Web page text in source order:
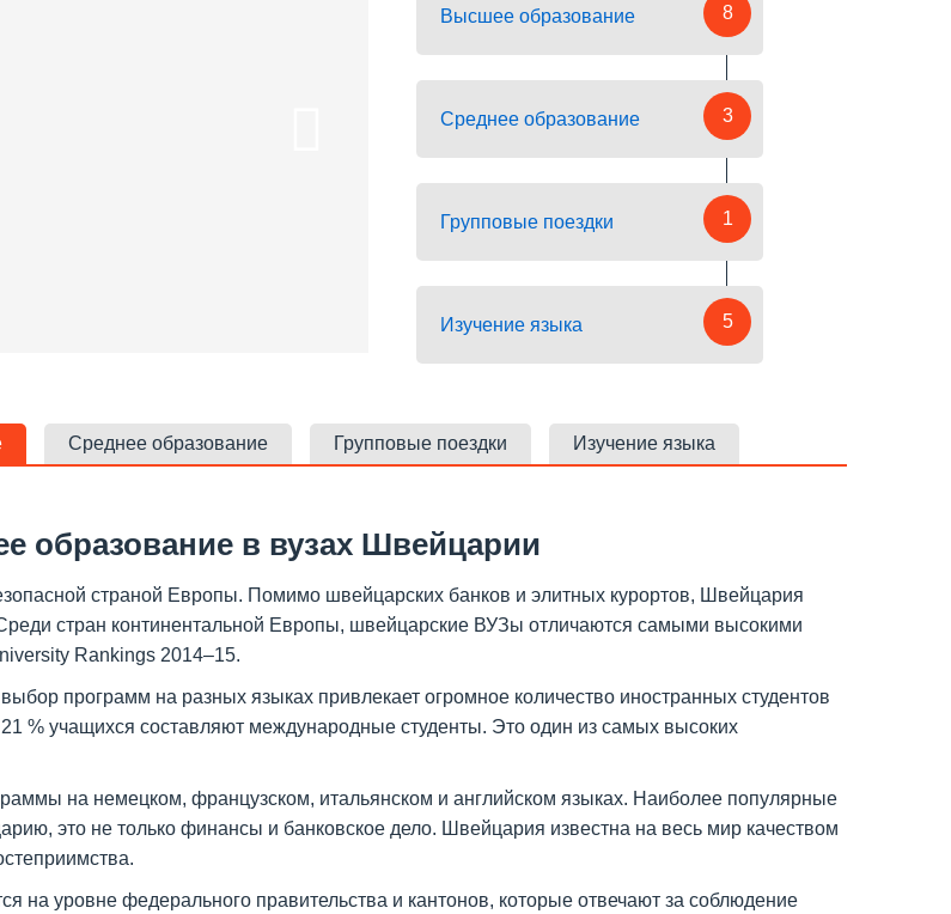
Высшее образование 8
Среднее образование 3
Групповые поездки 1
Изучение языка 5
Среднее образование Групповые поездки Изучение языка
образование в вузах Швейцарии
страной Европы. Помимо швейцарских банков и элитных курортов, Швейцария
стран континентальной Европы, швейцарские ВУЗы отличаются самыми высокими
Rankings 2014–15.
программ на разных языках привлекает огромное количество иностранных студентов
% учащихся составляют международные студенты. Это один из самых высоких
на немецком, французском, итальянском и английском языках. Наиболее популярные
это не только финансы и банковское дело. Швейцария известна на весь мир качеством
уровне федерального правительства и кантонов, которые отвечают за соблюдение